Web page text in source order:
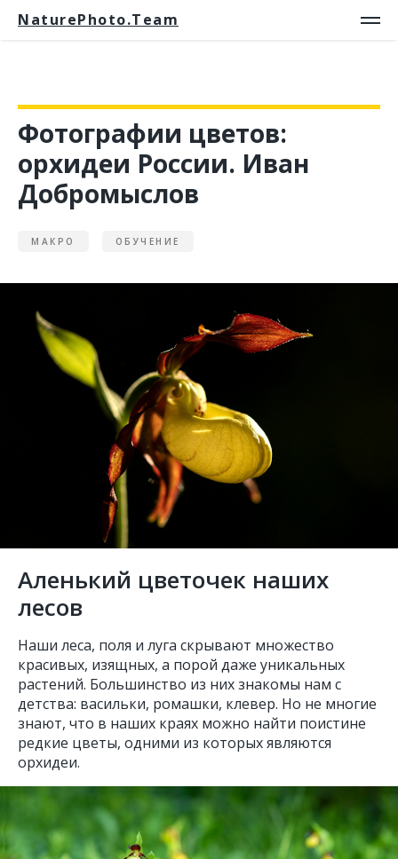
NaturePhoto.Team
Фотографии цветов:
орхидеи России. Иван
Добромыслов
МАКРО ОБУЧЕНИЕ
Аленький цветочек наших
лесов
​Наши леса, поля и луга скрывают множество
красивых, изящных, а порой даже уникальных
растений. Большинство из них знакомы нам с
детства: васильки, ромашки, клевер. Но не многие
знают, что в наших краях можно найти поистине
редкие цветы, одними из которых являются
орхидеи.